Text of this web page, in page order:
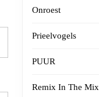
Onroest
Prieelvogels
PUUR
Remix In The Mix